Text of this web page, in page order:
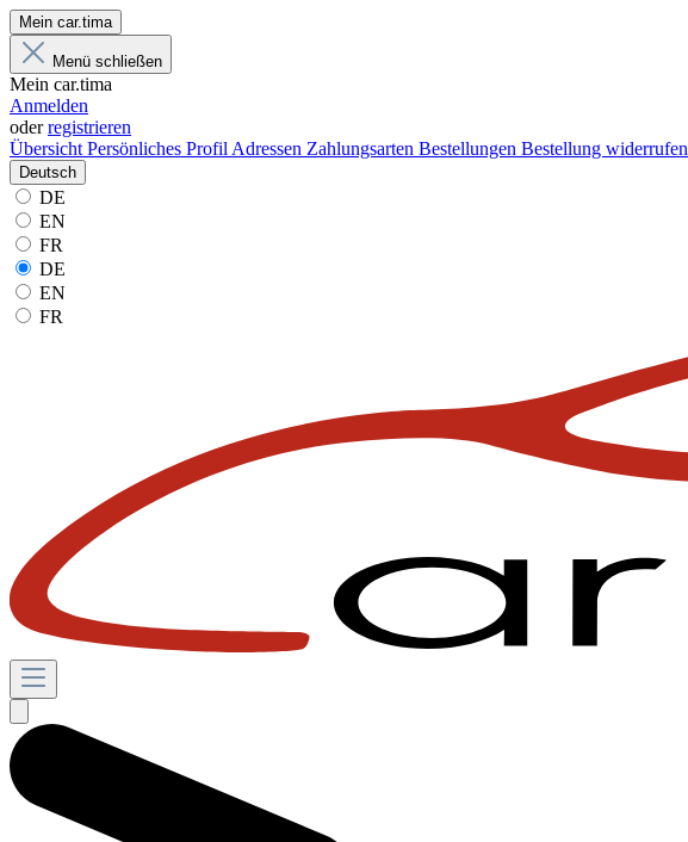
Mein car.tima
Menü schließen
Mein car.tima
Anmelden
oderregistrieren
Übersicht Persönliches Profil Adressen Zahlungsarten Bestellungen Bestellung widerrufen
Deutsch
DE
EN
FR
DE
EN
FR